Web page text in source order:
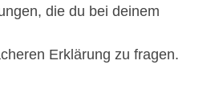
die du bei deinem
Erklärung zu fragen.